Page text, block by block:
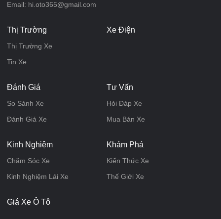
Email: hi.oto365@gmail.com
Thị Trường
Thị Trường Xe
Tin Xe
Xe Điện
Đánh Giá
So Sánh Xe
Đánh Giá Xe
Tư Vấn
Hỏi Đáp Xe
Mua Bán Xe
Kinh Nghiệm
Chăm Sóc Xe
Kinh Nghiệm Lái Xe
Khám Phá
Kiến Thức Xe
Thế Giới Xe
Giá Xe Ô Tô